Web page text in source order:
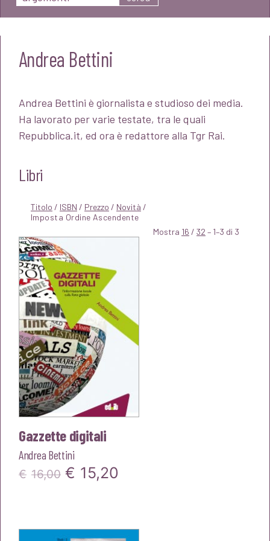
Andrea Bettini
Andrea Bettini è giornalista e studioso dei media.
Ha lavorato per varie testate, tra le quali
Repubblica.it, ed ora è redattore alla Tgr Rai.
Libri
Titolo / ISBN / Prezzo / Novità /
Mostra 16 / 32 – 1–3 di 3
Gazzette digitali
Andrea Bettini
€ 16,00 Il
€ 15,20